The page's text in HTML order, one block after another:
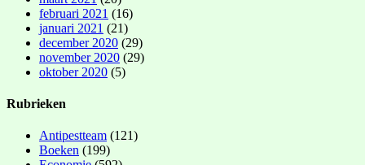
februari 2021 (16)
januari 2021 (21)
december 2020 (29)
november 2020 (29)
oktober 2020 (5)
Rubrieken
Antipestteam (121)
Boeken (199)